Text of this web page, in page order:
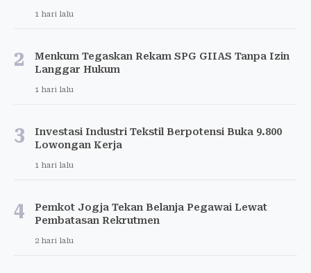
1 hari lalu
2
Menkum Tegaskan Rekam SPG GIIAS Tanpa Izin
Langgar Hukum
1 hari lalu
3
Investasi Industri Tekstil Berpotensi Buka 9.800
Lowongan Kerja
1 hari lalu
4
Pemkot Jogja Tekan Belanja Pegawai Lewat
Pembatasan Rekrutmen
2 hari lalu